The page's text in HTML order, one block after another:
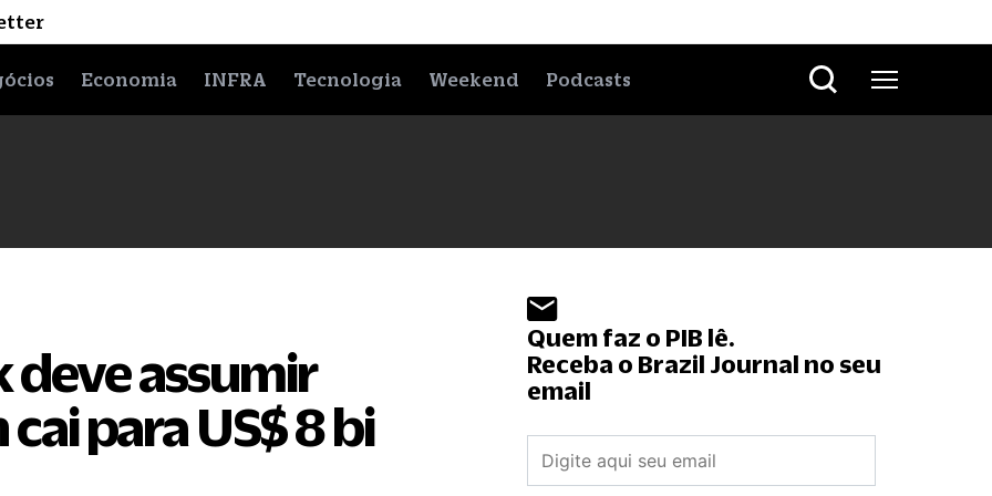
Economia INFRA Tecnologia Weekend Podcasts
assumir
para US$ 8 bi
Quem faz o PIB lê.
Receba o Brazil Journal no seu
email